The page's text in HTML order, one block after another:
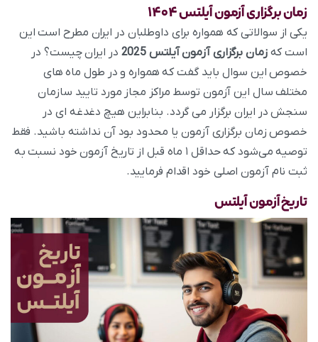
زمان برگزاری آزمون آیلتس۱۴۰۴
یکی از سوالاتی که همواره برای داوطلبان در ایران مطرح است این
است که زمان برگزاری آزمون آیلتس 2025
در ایران چیست؟ در
خصوص این سوال باید گفت که همواره و در طول ماه‌ های
مختلف سال این آزمون توسط مراکز مجاز مورد تایید سازمان
سنجش در ایران برگزار می‌ گردد. بنابراین هیچ دغدغه ای در
خصوص زمان برگزاری آزمون یا محدود بود آن نداشته باشید. فقط
توصیه می‌شود که حداقل ۱ ماه قبل از تاریخ آزمون خود نسبت به
ثبت نام آزمون اصلی خود اقدام فرمایید.
تاریخ آزمون آیلتس